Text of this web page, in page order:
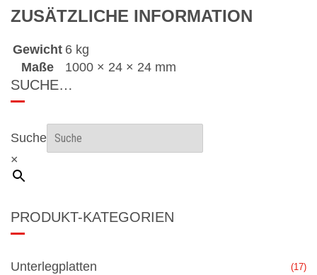
ZUSÄTZLICHE INFORMATION
Gewicht 6 kg
Maße
1000 × 24 × 24 mm
SUCHE…
Suche
×
PRODUKT-KATEGORIEN
Unterlegplatten (17)